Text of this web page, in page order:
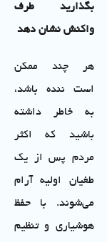
بگذارید طرف
واکنش نشان دهد
هر چند ممکن
است ‌ننده باشد،
به خاطر داشته
باشید که اکثر
مردم پس از یک
طغیان اولیه آرام
می‌شوند. با حفظ
هوشیاری و تنظیم